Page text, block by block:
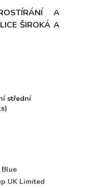
A
ŠIROKÁ A
střední
UK Limited